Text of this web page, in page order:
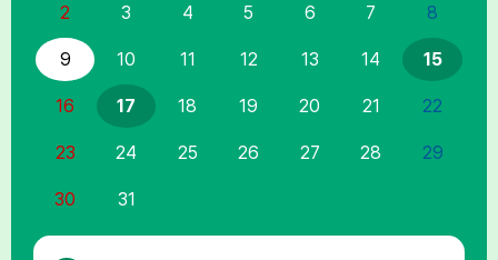
2 3 4 5 6 7 8
9 10 11 12 13 14 15
16 17 18 19 20 21 22
23 24 25 26 27 28 29
30 31